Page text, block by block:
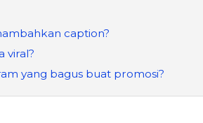
caption?
viral?
yang bagus buat promosi?